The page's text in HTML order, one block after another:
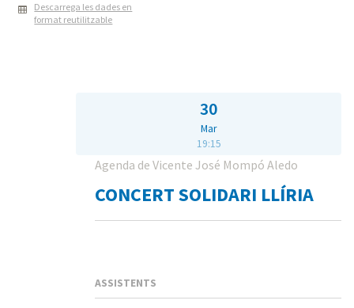
Descarrega les dades en
format reutilitzable
30
Mar
19:15
Agenda de Vicente José Mompó Aledo
CONCERT SOLIDARI LLÍRIA
ASSISTENTS